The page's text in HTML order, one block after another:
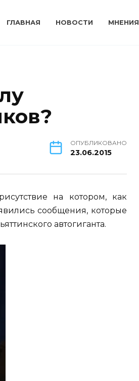
ГЛАВНАЯ НОВОСТИ МНЕНИЯ
ОПУБЛИКОВАНО
23.06.2015
на котором, как
сообщения, которые
автогиганта.